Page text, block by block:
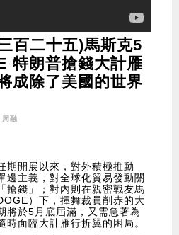
百二十五)馬斯克5
特朗普搶錢大計雁
成除了美國的世界
周融
期開展以來，對外積極推動
邊主義，對全球化貿易發動關
搶錢」；對內則在親密戰友馬
）下，揮舞裁員削赤的大
將於5月底屆滿，又需急著為
時面臨大計雁行折翼的困局。